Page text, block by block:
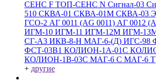
СЕНС F ТОП-СЕНС N Сигнал-03
510 СКВА-01 СКВА-01М СКВА-03
ГСО-2 АГ 0011 (AG 0011) АГ 0012
ИГМ-10 ИГМ-11 ИГМ-12М ИГМ-
СГ-А3 ИКВ-8-Н МАГ-6-(Д) ИГС-98
ФСТ-03В1 КОЛИОН-1А-01С
КОЛИОН-1В-03С МАГ-6 С МАГ-6 Т
+ другие